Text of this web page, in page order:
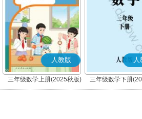
人教版
三年级数学上册(2025秋版)
人
三年级数学下册